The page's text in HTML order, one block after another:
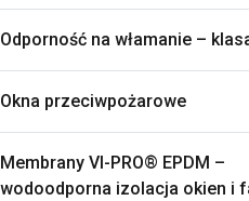
Odporność na włamanie –
Okna przeciwpożarowe
Membrany VI-PRO® EPDM –
wodoodporna izolacja okien i